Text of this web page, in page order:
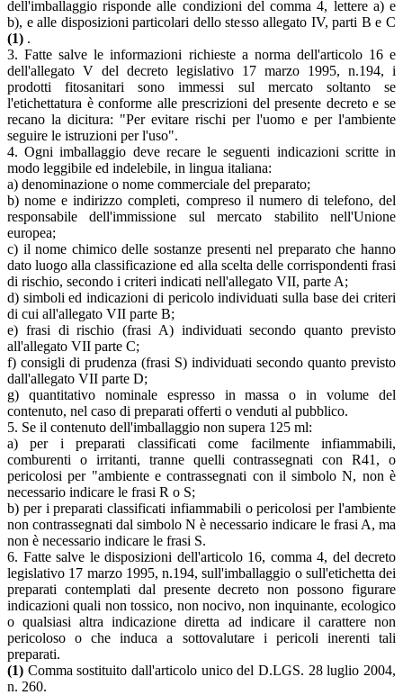
dell'imballaggio risponde alle condizioni del comma 4, lettere a) e
b), e alle disposizioni particolari dello stesso allegato IV, parti B e C
(1) .
3. Fatte salve le informazioni richieste a norma dell'articolo 16 e
dell'allegato V del decreto legislativo 17 marzo 1995, n.194, i
prodotti fitosanitari sono immessi sul mercato soltanto se
l'etichettatura è conforme alle prescrizioni del presente decreto e se
recano la dicitura: "Per evitare rischi per l'uomo e per l'ambiente
seguire le istruzioni per l'uso".
4. Ogni imballaggio deve recare le seguenti indicazioni scritte in
modo leggibile ed indelebile, in lingua italiana:
a) denominazione o nome commerciale del preparato;
b) nome e indirizzo completi, compreso il numero di telefono, del
responsabile dell'immissione sul mercato stabilito nell'Unione
europea;
c) il nome chimico delle sostanze presenti nel preparato che hanno
dato luogo alla classificazione ed alla scelta delle corrispondenti frasi
di rischio, secondo i criteri indicati nell'allegato VII, parte A;
d) simboli ed indicazioni di pericolo individuati sulla base dei criteri
di cui all'allegato VII parte B;
e) frasi di rischio (frasi A) individuati secondo quanto previsto
all'allegato VII parte C;
f) consigli di prudenza (frasi S) individuati secondo quanto previsto
dall'allegato VII parte D;
g) quantitativo nominale espresso in massa o in volume del
contenuto, nel caso di preparati offerti o venduti al pubblico.
5. Se il contenuto dell'imballaggio non supera 125 ml:
a) per i preparati classificati come facilmente infiammabili,
comburenti o irritanti, tranne quelli contrassegnati con R41, o
pericolosi per "ambiente e contrassegnati con il simbolo N, non è
necessario indicare le frasi R o S;
b) per i preparati classificati infiammabili o pericolosi per l'ambiente
non contrassegnati dal simbolo N è necessario indicare le frasi A, ma
non è necessario indicare le frasi S.
6. Fatte salve le disposizioni dell'articolo 16, comma 4, del decreto
legislativo 17 marzo 1995, n.194, sull'imballaggio o sull'etichetta dei
preparati contemplati dal presente decreto non possono figurare
indicazioni quali non tossico, non nocivo, non inquinante, ecologico
o qualsiasi altra indicazione diretta ad indicare il carattere non
pericoloso o che induca a sottovalutare i pericoli inerenti tali
preparati.
(1) Comma sostituito dall'articolo unico del D.LGS. 28 luglio 2004,
n. 260.